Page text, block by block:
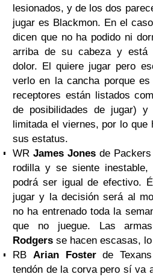
lesionados, y de los dos
jugar es Blackmon. En el
dicen que no ha podido ni
arriba de su cabeza y está
dolor. El quiere jugar pero
verlo en la cancha porque
receptores están listados
de posibilidades de jugar) y
limitada el viernes, por lo que
sus estatus.
WRJames Jones de
rodilla y se siente
podrá ser igual de efectivo.
jugar y la decisión será al
no ha entrenado toda la
que no juegue. Las
Rodgers se hacen escasas,
RB Arian Fosterde
tendón de la corva pero sí va